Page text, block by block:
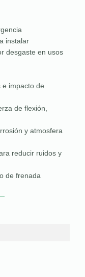
instalar
desgaste en usos
e impacto de
de flexión,
y atmosfera
reducir ruidos y
de frenada